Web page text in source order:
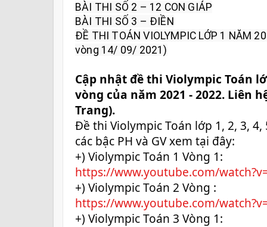
BÀI THI SỐ 2 – 12 CON GIÁP
BÀI THI SỐ 3 – ĐIỀN
ĐỀ THI TOÁN VIOLYMPIC LỚP 1 NĂM
vòng 14/ 09/ 2021)
Cập nhật đề thi Violympic Toán
vòng của năm 2021 - 2022. Liên
Trang).
Đề thi Violympic Toán lớp 1, 2, 3, 4,
các bậc PH và GV xem tại đây:
+) Violympic Toán 1 Vòng 1:
https://www.youtube.com/
+) Violympic Toán 2 Vòng :
https://www.youtube.com/
+) Violympic Toán 3 Vòng 1: